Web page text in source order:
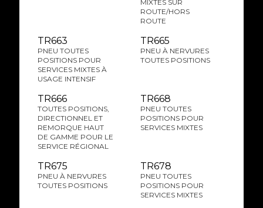
MIXTES SUR
ROUTE/HORS
ROUTE
TR663
PNEU TOUTES
POSITIONS POUR
SERVICES MIXTES À
USAGE INTENSIF
TR665
PNEU À NERVURES
TOUTES POSITIONS
TR666
TOUTES POSITIONS,
DIRECTIONNEL ET
REMORQUE HAUT
DE GAMME POUR LE
SERVICE RÉGIONAL
TR668
PNEU TOUTES
POSITIONS POUR
SERVICES MIXTES
TR675
PNEU À NERVURES
TOUTES POSITIONS
TR678
PNEU TOUTES
POSITIONS POUR
SERVICES MIXTES